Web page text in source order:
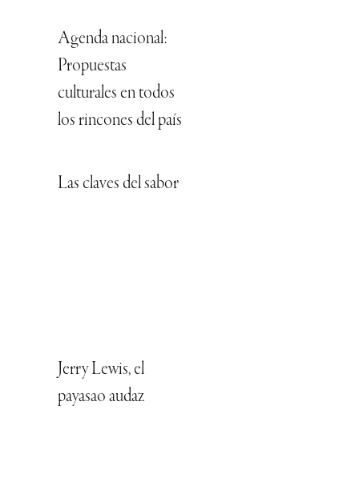
Agenda nacional:
Propuestas
culturales en todos
los rincones del país
Las claves del sabor
Jerry Lewis, el
payasao audaz